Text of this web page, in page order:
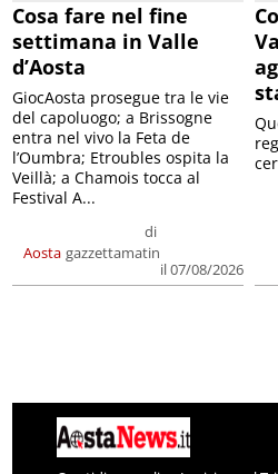
Cosa fare nel fine
settimana in Valle
d’Aosta
Aosta
di
gazzettamatin
il 07/08/2026
GiocAosta prosegue tra le vie
del capoluogo; a Brissogne
entra nel vivo la Feta de
l’Oumbra; Etroubles ospita la
Veillà; a Chamois tocca al
Festival A...